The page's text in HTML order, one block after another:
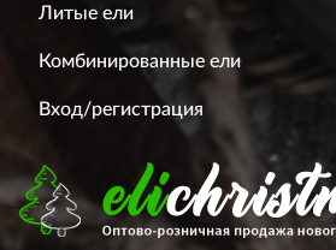
Литые ели
Комбинированные ели
Вход/регистрация